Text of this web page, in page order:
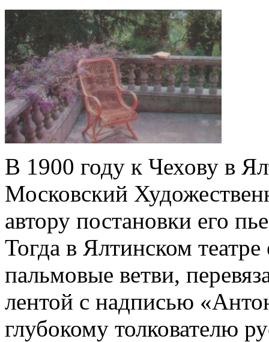
В 1900 году к Чехову в
Московский
автору постановки его
Тогда в Ялтинском
пальмовые ветви,
лентой с надписью
глубокому толкователю